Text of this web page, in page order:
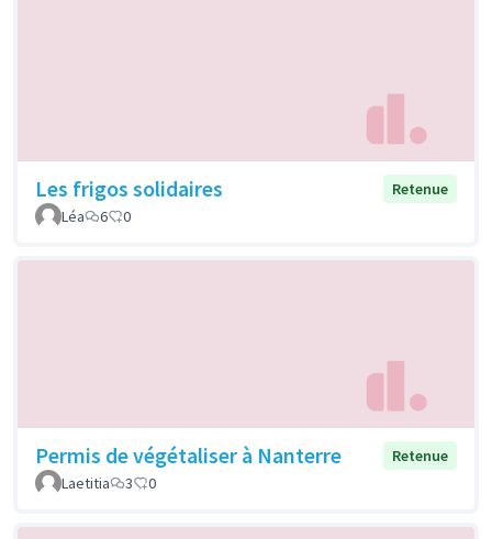
Les frigos solidaires
Retenue
Léa
6 0
Permis de végétaliser à Nanterre
Retenue
Laetitia
3 0